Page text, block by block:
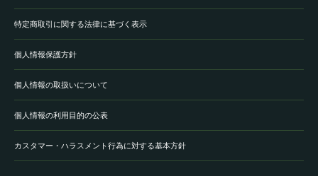
特定商取引に関する法律に基づく表示
個人情報保護方針
個人情報の取扱いについて
個人情報の利用目的の公表
カスタマー・ハラスメント行為に対する基本方針